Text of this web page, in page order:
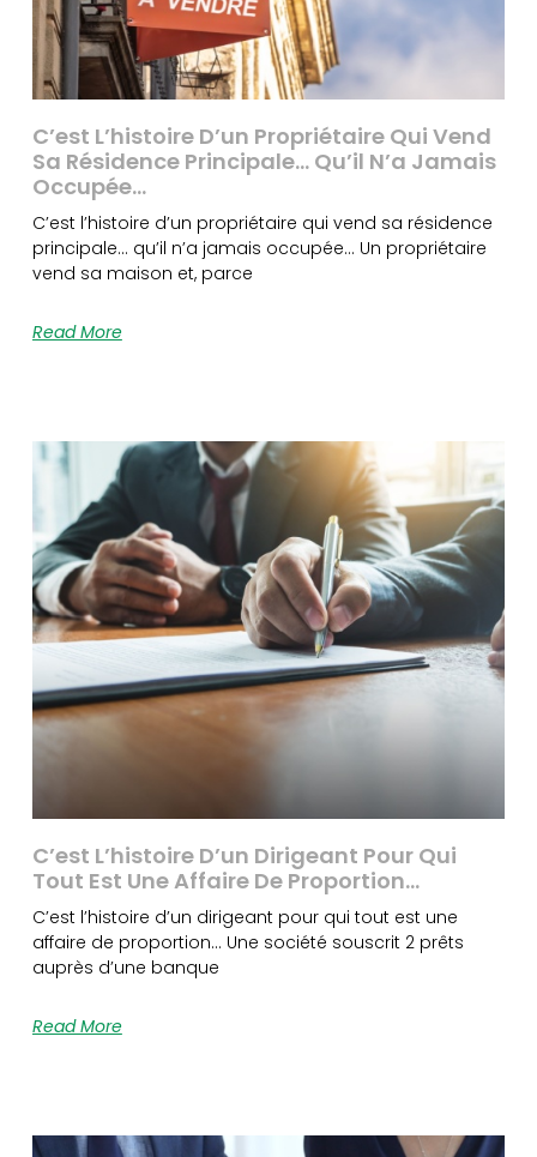
C’est L’histoire D’un Propriétaire Qui Vend
Sa Résidence Principale… Qu’il N’a Jamais
Occupée…
C’est l’histoire d’un propriétaire qui vend sa résidence
principale… qu’il n’a jamais occupée… Un propriétaire
vend sa maison et, parce
Read More
C’est L’histoire D’un Dirigeant Pour Qui
Tout Est Une Affaire De Proportion…
C’est l’histoire d’un dirigeant pour qui tout est une
affaire de proportion… Une société souscrit 2 prêts
auprès d’une banque
Read More